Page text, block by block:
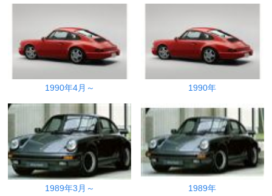
1990年4月～ 1990年
1989年3月～ 1989年